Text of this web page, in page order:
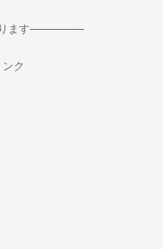
す--------------------
ク